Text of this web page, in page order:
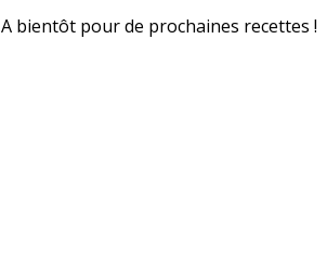
A bientôt pour de prochaines recettes !